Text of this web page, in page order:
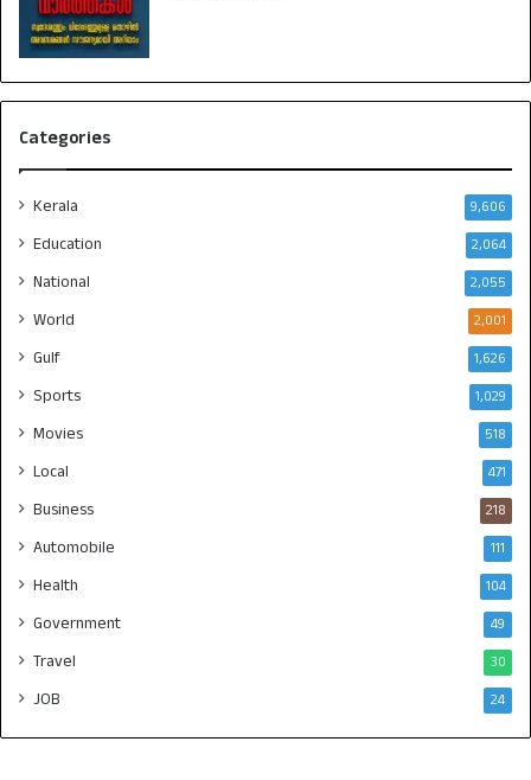
Categories
Kerala 9,606
Education 2,064
National 2,055
World 2,001
Gulf 1,626
Sports 1,029
Movies 518
Local 471
Business 218
Automobile 111
Health 104
Government 49
Travel 30
JOB 24